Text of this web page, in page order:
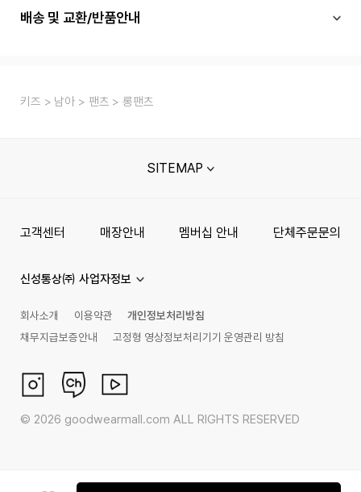
배송 및 교환/반품안내
키즈 남아 팬츠 롱팬츠
SITEMAP
고객센터 매장안내 멤버십 안내 단체주문문의
신성통상㈜ 사업자정보
회사소개 이용약관
개인정보처리방침
채무지급보증안내
고정형 영상정보처리기기 운영관리 방침
© 2026 goodwearmall.com ALL RIGHTS RESERVED